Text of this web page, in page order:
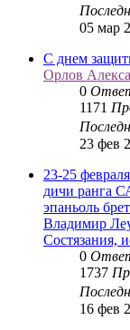
05 мар
С днем
Орлов
0
1171
23 фев
23-25
дичи ранга
эпаньоль
Владимир
Состязания,
0
1737
16 фев